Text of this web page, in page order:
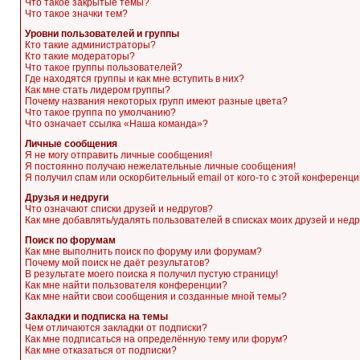
Что такое закрытые темы?
Что такое значки тем?
Уровни пользователей и группы
Кто такие администраторы?
Кто такие модераторы?
Что такое группы пользователей?
Где находятся группы и как мне вступить в них?
Как мне стать лидером группы?
Почему названия некоторых групп имеют разные цвета?
Что такое группа по умолчанию?
Что означает ссылка «Наша команда»?
Личные сообщения
Я не могу отправить личные сообщения!
Я постоянно получаю нежелательные личные сообщения!
Я получил спам или оскорбительный email от кого-то с этой
Друзья и недруги
Что означают списки друзей и недругов?
Как мне добавлять/удалять пользователей в списках моих друзей и
Поиск по форумам
Как мне выполнить поиск по форуму или форумам?
Почему мой поиск не даёт результатов?
В результате моего поиска я получил пустую страницу!
Как мне найти пользователя конференции?
Как мне найти свои сообщения и созданные мной темы?
Закладки и подписка на темы
Чем отличаются закладки от подписки?
Как мне подписаться на определённую тему или форум?
Как мне отказаться от подписки?